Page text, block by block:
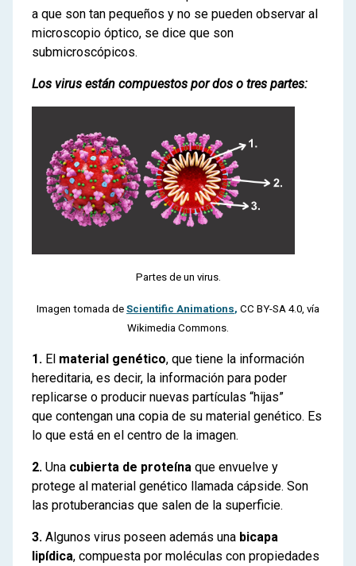
a que son tan pequeños y no se pueden observar al
microscopio óptico, se dice que son
submicroscópicos.
Los virus están compuestos por dos o tres partes:
Partes de un virus.
Imagen tomada de Scientific Animations, CC BY-SA 4.0, vía
Wikimedia Commons.
1. El material genético, que tiene la información
hereditaria, es decir, la información para poder
replicarse o producir nuevas partículas “hijas”
que contengan una copia de su material genético. Es
lo que está en el centro de la imagen.
2. Una cubierta de proteína que envuelve y
protege al material genético llamada cápside. Son
las protuberancias que salen de la superficie.
3. Algunos virus poseen además una bicapa
lipídica, compuesta por moléculas con propiedades